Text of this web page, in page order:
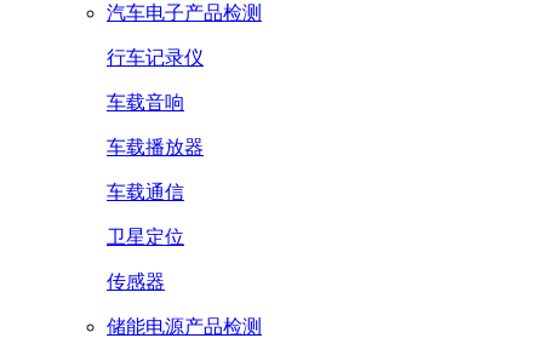
汽车电子产品检测
行车记录仪
车载音响
车载播放器
车载通信
卫星定位
传感器
储能电源产品检测